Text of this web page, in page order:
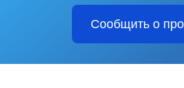
Сообщить о